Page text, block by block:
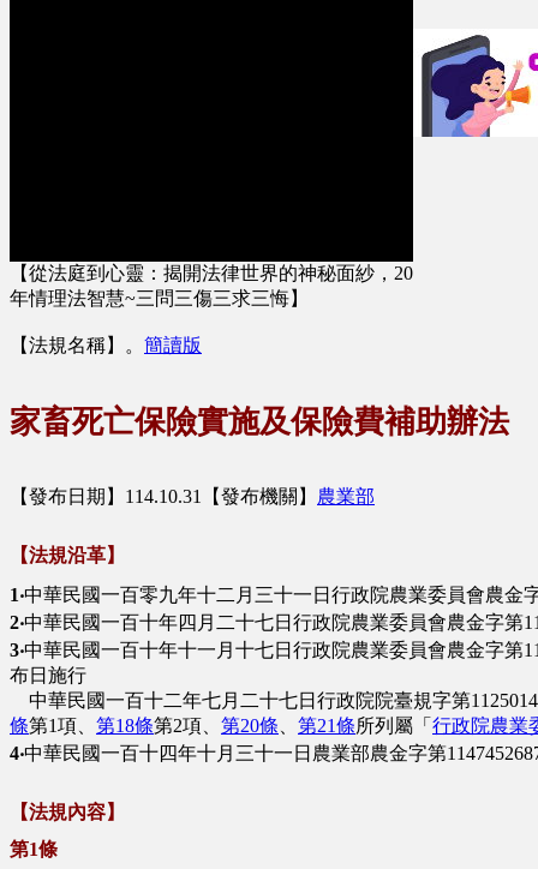
【從法庭到心靈：揭開法律世界的神秘面紗，20
年情理法智慧~三問三傷三求三悔】
【法規名稱】 。 簡讀版
家畜死亡保險實施及保險費補助辦法
【發布日期】114.10.31【發布機關】 農業部
【法規沿革】
1‧中華民國一百零九年十二月三十一日行政院農業委員會農金
2‧中華民國一百十年四月二十七日行政院農業委員會農金字第
3‧中華民國一百十年十一月十七日行政院農業委員會農金字第
布日施行
中華民國一百十二年七月二十七日行政院院臺規字第
條第1項、 第18條第2項、 第20條 第21條所列屬「 行政院農業
4‧中華民國一百十四年十月三十一日農業部農金字第
【法規內容】
第1條